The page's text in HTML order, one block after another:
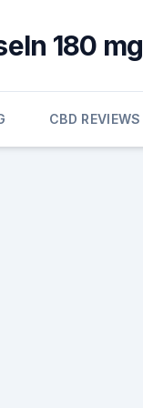
180 mg
CBD REVIEWS